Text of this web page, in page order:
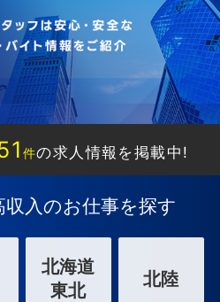
件の求人情報を掲載中!
入のお仕事を探す
北海道
東北
北陸